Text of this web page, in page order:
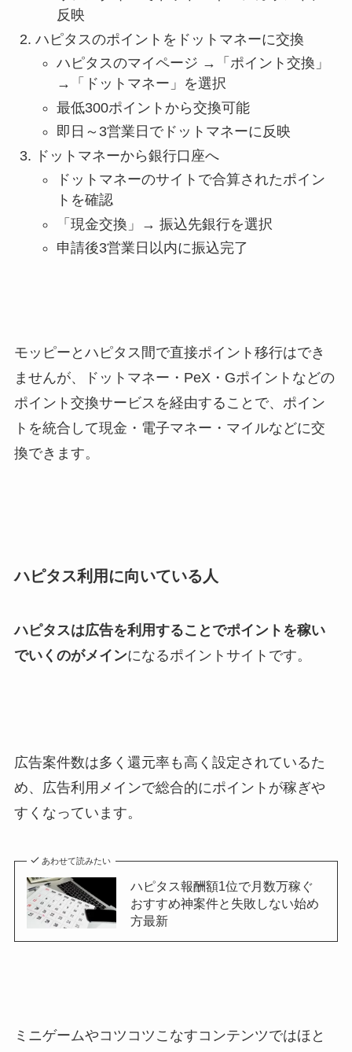
反映
ハピタスのポイントをドットマネーに交換
ハピタスのマイページ →「ポイント交換」
→「ドットマネー」を選択
最低300ポイントから交換可能
即日～3営業日でドットマネーに反映
ドットマネーから銀行口座へ
ドットマネーのサイトで合算されたポイン
トを確認
「現金交換」→ 振込先銀行を選択
申請後3営業日以内に振込完了
モッピーとハピタス間で直接ポイント移行はでき
ませんが、ドットマネー・PeX・Gポイントなどの
ポイント交換サービスを経由することで、ポイン
トを統合して現金・電子マネー・マイルなどに交
換できます。
ハピタス利用に向いている人
ハピタスは広告を利用することでポイントを稼い
でいくのがメインになるポイントサイトです。
広告案件数は多く還元率も高く設定されているた
め、広告利用メインで総合的にポイントが稼ぎや
すくなっています。
あわせて読みたい
ハピタス報酬額1位で月数万稼ぐ
おすすめ神案件と失敗しない始め
方最新
ミニゲームやコツコツこなすコンテンツではほと